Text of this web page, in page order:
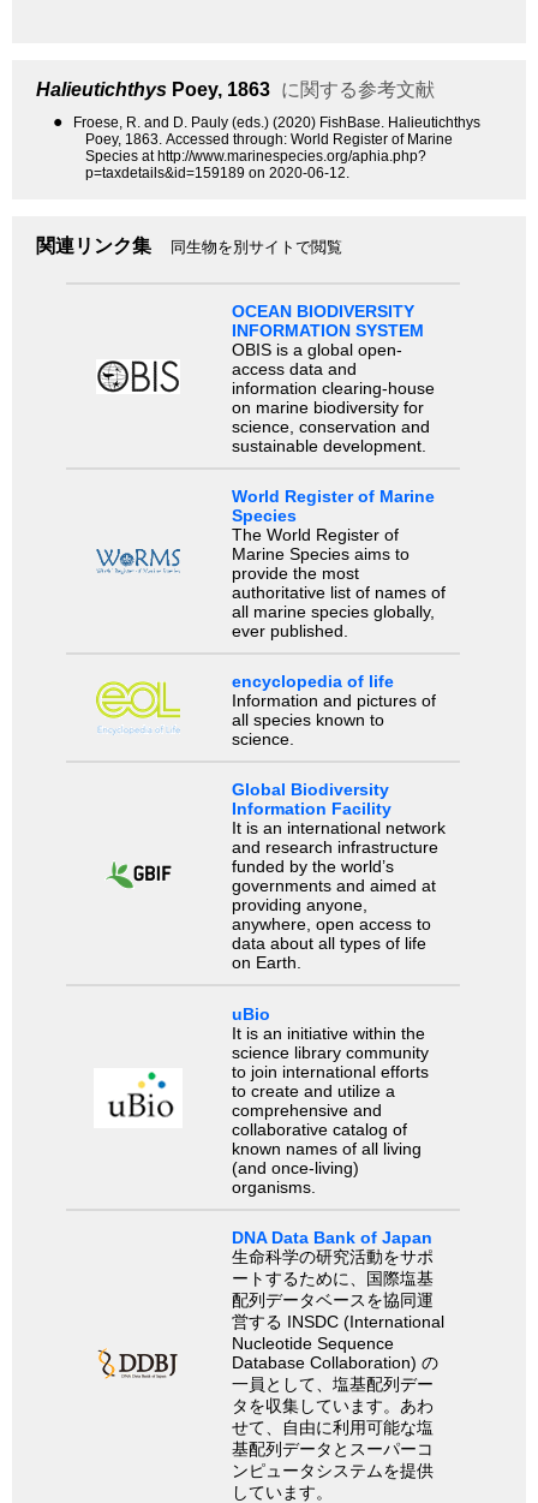
Halieutichthys Poey, 1863 に関する参考文献
●
Froese, R. and D. Pauly (eds.) (2020) FishBase. Halieutichthys
Poey, 1863. Accessed through: World Register of Marine
Species at http://www.marinespecies.org/aphia.php?
p=taxdetails&id=159189 on 2020-06-12.
関連リンク集 同生物を別サイトで閲覧
OCEAN BIODIVERSITY
INFORMATION SYSTEM
OBIS is a global open-
access data and
information clearing-house
on marine biodiversity for
science, conservation and
sustainable development.
World Register of Marine
Species
The World Register of
Marine Species aims to
provide the most
authoritative list of names of
all marine species globally,
ever published.
encyclopedia of life
Information and pictures of
all species known to
science.
Global Biodiversity
Information Facility
It is an international network
and research infrastructure
funded by the world’s
governments and aimed at
providing anyone,
anywhere, open access to
data about all types of life
on Earth.
uBio
It is an initiative within the
science library community
to join international efforts
to create and utilize a
comprehensive and
collaborative catalog of
known names of all living
(and once-living)
organisms.
DNA Data Bank of Japan
生命科学の研究活動をサポ
ートするために、国際塩基
配列データベースを協同運
営する INSDC (International
Nucleotide Sequence
Database Collaboration) の
一員として、塩基配列デー
タを収集しています。あわ
せて、自由に利用可能な塩
基配列データとスーパーコ
ンピュータシステムを提供
しています。